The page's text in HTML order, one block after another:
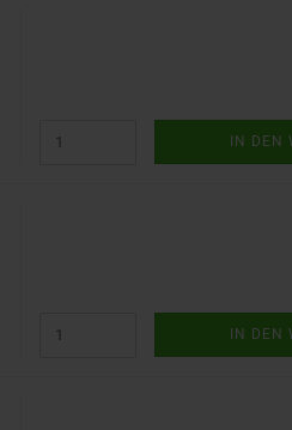
IN DEN
IN DEN